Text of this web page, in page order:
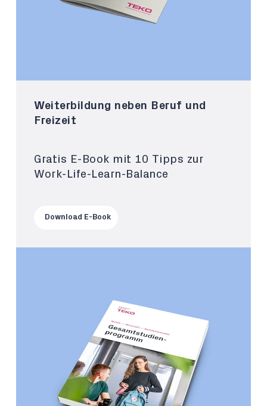
Weiterbildung neben Beruf und
Freizeit
Gratis E-Book mit 10 Tipps zur
Work-Life-Learn-Balance
Download E-Book